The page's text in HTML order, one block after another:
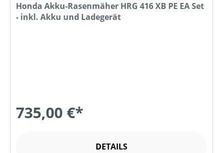
Honda Akku-Rasenmäher HRG 416 XB PE EA Set
- inkl. Akku und Ladegerät
735,00 €*
DETAILS